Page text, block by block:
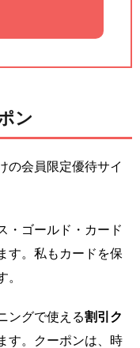
ン
の会員限定優待サイ
・ゴールド・カード
す。私もカードを保
。
ングで使える割引ク
す。クーポンは、時